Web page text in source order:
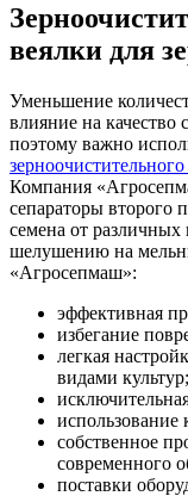
веялки для
Уменьшение
влияние на
поэтому важно
Компания
сепараторы
семена от
шелушению на
«Агросепмаш»:
эффективная
избегание
легкая
видами культур;
собственное
современного
поставки